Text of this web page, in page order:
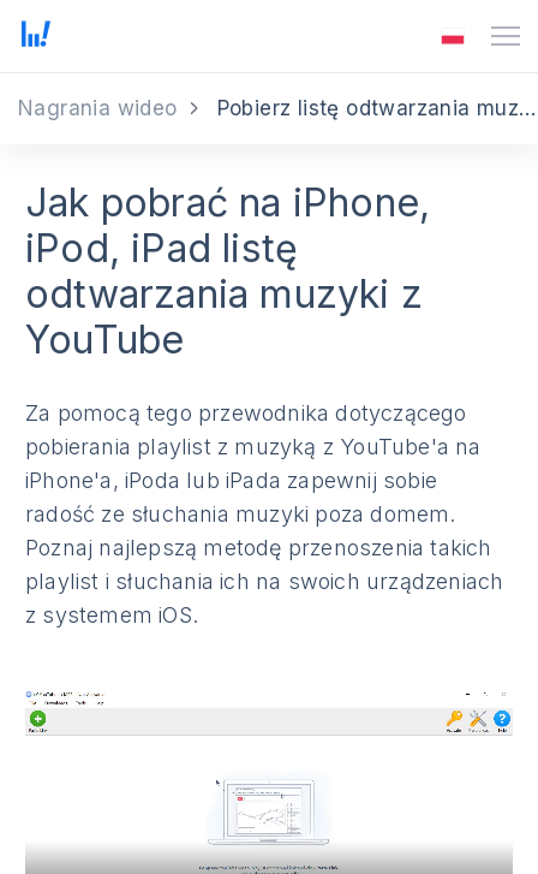
Nagrania wideo Pobierz listę odtwarzania muzyki z YouTube na iPhone, iPod, iPad
Jak pobrać na iPhone,
iPod, iPad listę
odtwarzania muzyki z
YouTube
Za pomocą tego przewodnika dotyczącego
pobierania playlist z muzyką z YouTube'a na
iPhone'a, iPoda lub iPada zapewnij sobie
radość ze słuchania muzyki poza domem.
Poznaj najlepszą metodę przenoszenia takich
playlist i słuchania ich na swoich urządzeniach
z systemem iOS.